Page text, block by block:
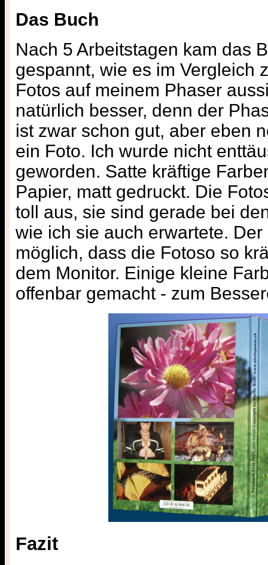
Das Buch
Nach 5 Arbeitstagen kam das
gespannt, wie es im Vergleich
Fotos auf meinem Phaser
natürlich besser, denn der
ist zwar schon gut, aber eben
ein Foto. Ich wurde nicht
geworden. Satte kräftige
Papier, matt gedruckt. Die
toll aus, sie sind gerade bei
wie ich sie auch erwartete.
möglich, dass die Fotoso so
dem Monitor. Einige kleine
offenbar gemacht - zum
Fazit